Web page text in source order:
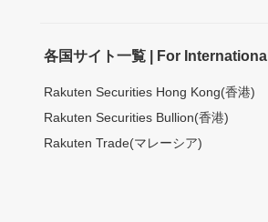
各国サイト一覧 | For International
Rakuten Securities Hong Kong(香港)
Rakuten Securities Bullion(香港)
Rakuten Trade(マレーシア)